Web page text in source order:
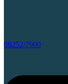
08252/7900